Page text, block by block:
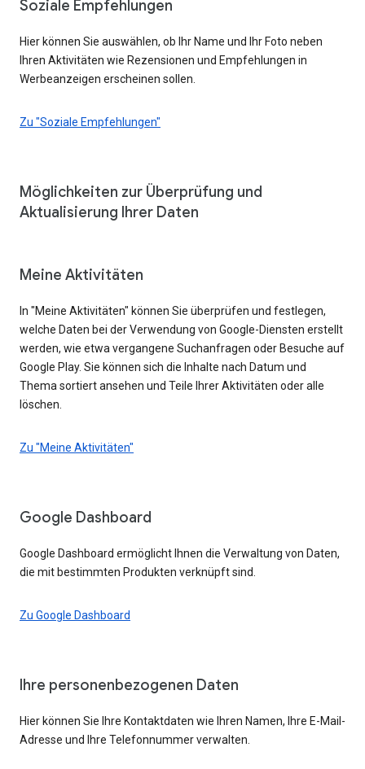
Soziale Empfehlungen
Hier können Sie auswählen, ob Ihr Name und Ihr Foto neben
Ihren Aktivitäten wie Rezensionen und Empfehlungen in
Werbeanzeigen erscheinen sollen.
Zu "Soziale Empfehlungen"
Möglichkeiten zur Überprüfung und
Aktualisierung Ihrer Daten
Meine Aktivitäten
In "Meine Aktivitäten" können Sie überprüfen und festlegen,
welche Daten bei der Verwendung von Google-Diensten erstellt
werden, wie etwa vergangene Suchanfragen oder Besuche auf
Google Play. Sie können sich die Inhalte nach Datum und
Thema sortiert ansehen und Teile Ihrer Aktivitäten oder alle
löschen.
Zu "Meine Aktivitäten"
Google Dashboard
Google Dashboard ermöglicht Ihnen die Verwaltung von Daten,
die mit bestimmten Produkten verknüpft sind.
Zu Google Dashboard
Ihre personenbezogenen Daten
Hier können Sie Ihre Kontaktdaten wie Ihren Namen, Ihre E-Mail-
Adresse und Ihre Telefonnummer verwalten.